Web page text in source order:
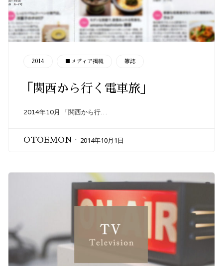
CATEGORY
2014 ■メディア掲載 雑誌
「関西から行く電車旅」
2014年10月 「関西から行…
OTOEMON 2014年10月1日